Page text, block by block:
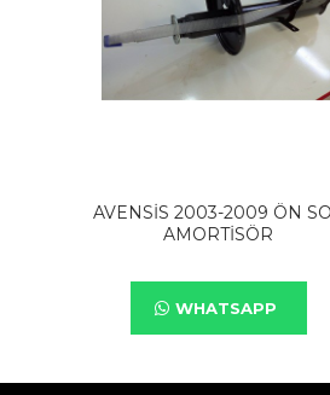
AVENSİS 2003-2009 ÖN
AMORTİSÖR
WHATSAPP